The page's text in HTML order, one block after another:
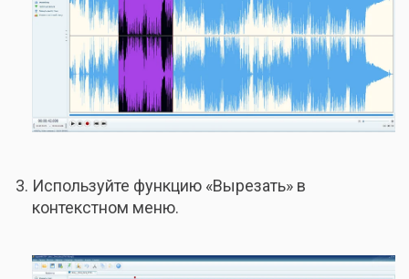
Используйте функцию «Вырезать» в
контекстном меню.